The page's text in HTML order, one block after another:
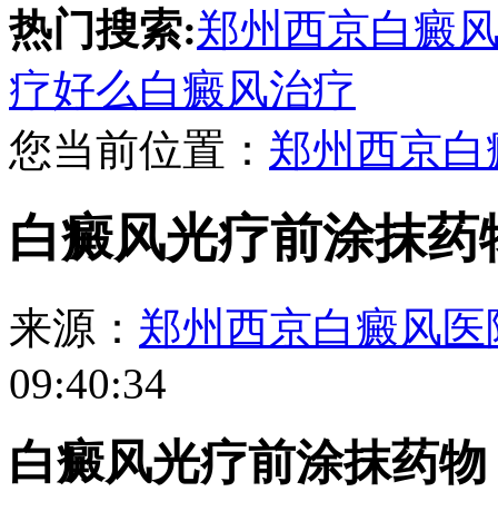
热门搜索:郑州西京白癜
疗好么白癜风治疗
您当前位置： 郑州西京
白癜风光疗前涂抹药
来源： 郑州西京白癜风医
09:40:34
白癜风光疗前涂抹药物